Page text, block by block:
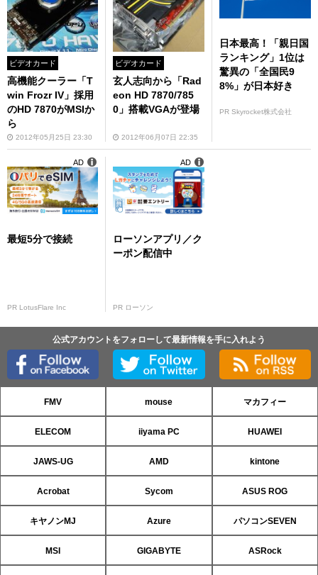
ビデオカード
高機能クーラー「T
win Frozr IV」採用
のHD 7870がMSIか
ら
2012年05月25日 23:30
ビデオカード
玄人志向から「Rad
eon HD 7870/785
0」搭載VGAが登場
2012年06月07日 22:35
日本最高！「親日国
ランキング」1位は
驚異の「全国民9
8%」が日本好き
PR Skyrocket株式会社
最短5分で接続
PR LotusFlare Inc
AD
ローソンアプリ／ク
ーポン配信中
PR ローソン
AD
公式アカウントをフォローして最新情報を手に入れよう
FMV mouse マカフィー
ELECOM iiyama PC HUAWEI
JAWS-UG AMD kintone
Acrobat Sycom ASUS ROG
キヤノンMJ Azure パソコンSEVEN
MSI GIGABYTE ASRock